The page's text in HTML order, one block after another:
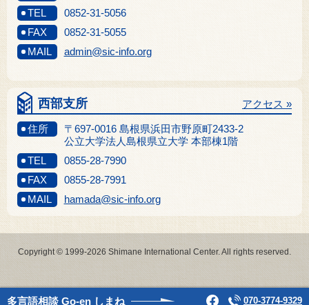
TEL
0852-31-5056
FAX
0852-31-5055
MAIL
admin@sic-info.org
西部支所
住所
〒697-0016 島根県浜田市野原町2433-2
公立大学法人島根県立大学 本部棟1階
アクセス »
TEL
0855-28-7990
FAX
0855-28-7991
MAIL
hamada@sic-info.org
Copyright © 1999-2026 Shimane International Center. All rights reserved.
多言語相談 Go-en しまね 070-3774-9329